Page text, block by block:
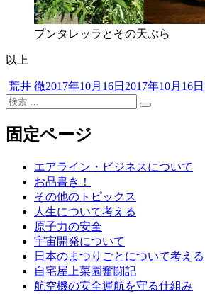
プンタレッラとその天ぷら
以上
投
稿
荒井 徹投
2017年10月16日 2017年10月16日
検
対
象:
検
固定ページ
エアライン・ビジネスについて
お品書き！
その他のトピックス
人生について考える
原子力の安全
宇宙開発について
日本のまつりごとについて考える
自宅屋上菜園奮闘記
航空機の安全運航を守る仕組み